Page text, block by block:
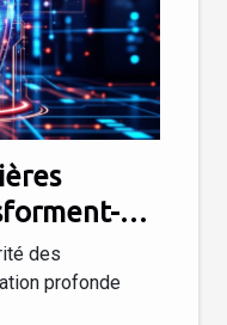
des
profonde